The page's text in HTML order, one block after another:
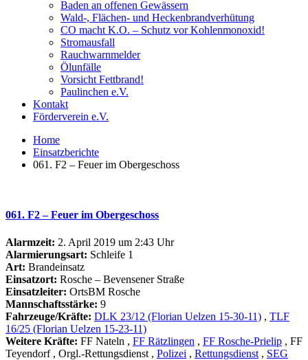
Baden an offenen Gewässern
Wald-, Flächen- und Heckenbrandverhütung
CO macht K.O. – Schutz vor Kohlenmonoxid!
Stromausfall
Rauchwarnmelder
Ölunfälle
Vorsicht Fettbrand!
Paulinchen e.V.
Kontakt
Förderverein e.V.
Home
Einsatzberichte
061. F2 – Feuer im Obergeschoss
061. F2 – Feuer im Obergeschoss
Alarmzeit: 2. April 2019 um 2:43 Uhr
Alarmierungsart: Schleife 1
Art: Brandeinsatz
Einsatzort: Rosche – Bevensener Straße
Einsatzleiter: OrtsBM Rosche
Mannschaftsstärke: 9
Fahrzeuge/Kräfte: DLK 23/12 (Florian Uelzen 15-30-11) , TLF
16/25 (Florian Uelzen 15-23-11)
Weitere Kräfte: FF Nateln , FF Rätzlingen , FF Rosche-Prielip , FF
Teyendorf , Orgl.-Rettungsdienst , Polizei , Rettungsdienst , SEG